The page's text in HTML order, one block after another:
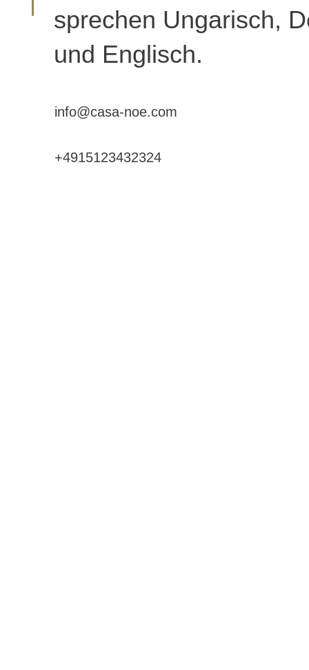
sprechen Ungarisch,
und Englisch.
info@casa-noe.com
+4915123432324